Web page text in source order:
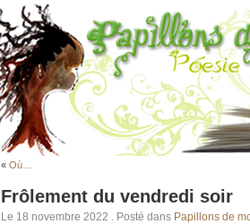
« Où…
Frôlement du vendredi soir
Le 18 novembre 2022 . Posté dans Papillons de